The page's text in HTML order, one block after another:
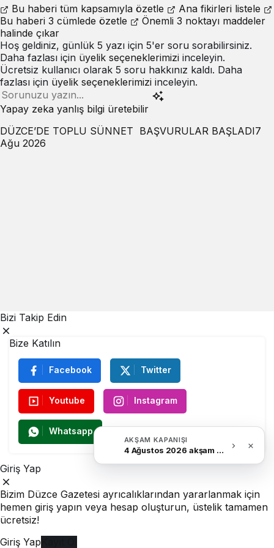
AKŞAM KAPANIŞI
4 Ağustos 2026 akşam Haber Bülteni
Bu haberi tüm kapsamıyla özetle
Ana fikirleri listele
Bu haberi 3 cümlede özetle
Önemli 3 noktayı maddeler
halinde çıkar
Hoş geldiniz, günlük 5 yazı için 5'er soru sorabilirsiniz.
Daha fazlası için üyelik seçeneklerimizi inceleyin.
Ücretsiz kullanıcı olarak 5 soru hakkınız kaldı. Daha
fazlası için üyelik seçeneklerimizi inceleyin.
Yapay zeka yanlış bilgi üretebilir
DÜZCE’DE TOPLU SÜNNET BAŞVURULAR BAŞLADI7
Ağu 2026
Bizi Takip Edin
Bize Katılın
Facebook Twitter
Youtube Instagram
Whatsapp
Giriş Yap
Bizim Düzce Gazetesi ayrıcalıklarından yararlanmak için
hemen giriş yapın veya hesap oluşturun, üstelik tamamen
ücretsiz!
Giriş Yap